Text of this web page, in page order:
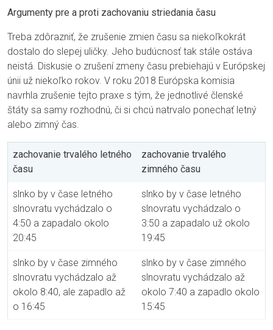
Argumenty pre a proti zachovaniu striedania času
Treba zdôrazniť, že zrušenie zmien času sa niekoľkokrát
dostalo do slepej uličky. Jeho budúcnosť tak stále ostáva
neistá. Diskusie o zrušení zmeny času prebiehajú v Európskej
únii už niekoľko rokov. V roku 2018 Európska komisia
navrhla zrušenie tejto praxe s tým, že jednotlivé členské
štáty sa samy rozhodnú, či si chcú natrvalo ponechať letný
alebo zimný čas.
zachovanie trvalého letného
času
zachovanie trvalého
zimného času
slnko by v čase letného
slnovratu vychádzalo o
4:50 a zapadalo okolo
20:45
slnko by v čase letného
slnovratu vychádzalo o
3:50 a zapadalo už okolo
19:45
slnko by v čase zimného
slnovratu vychádzalo až
okolo 8:40, ale zapadlo až
o 16:45
slnko by v čase zimného
slnovratu vychádzalo až
okolo 7:40 a zapadlo okolo
15:45